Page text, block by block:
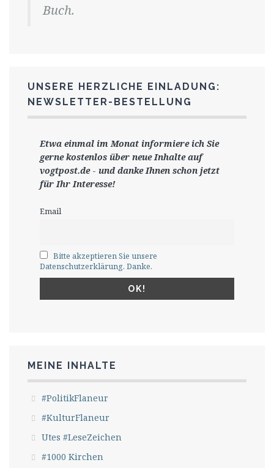
Buch.
UNSERE HERZLICHE EINLADUNG:
NEWSLETTER-BESTELLUNG
Etwa einmal im Monat informiere ich Sie
gernekostenlos über neue Inhalte auf
vogtpost.de- und danke Ihnen schon jetzt
für Ihr Interesse!
Email
Bitte akzeptieren Sie unsere
Datenschutzerklärung. Danke.
MEINE INHALTE
#PolitikFlaneur
#KulturFlaneur
Utes #LeseZeichen
#1000 Kirchen